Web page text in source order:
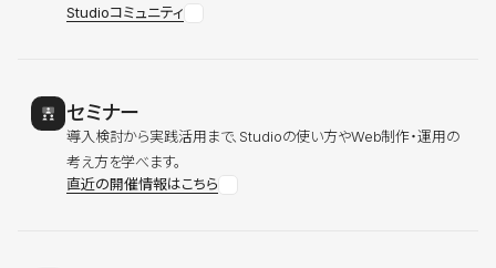
Studioコミュニティ
セミナー
導入検討から実践活用まで、Studioの使い方やWeb制作・運用の
考え方を学べます。
直近の開催情報はこちら